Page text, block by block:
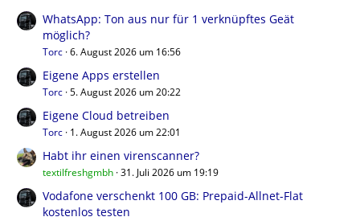
WhatsApp: Ton aus nur für 1 verknüpftes Geät
möglich?
Torc 6. August 2026 um 16:56
Eigene Apps erstellen
Torc 5. August 2026 um 20:22
Eigene Cloud betreiben
Torc 1. August 2026 um 22:01
Habt ihr einen virenscanner?
textilfreshgmbh 31. Juli 2026 um 19:19
Vodafone verschenkt 100 GB: Prepaid-Allnet-Flat
kostenlos testen